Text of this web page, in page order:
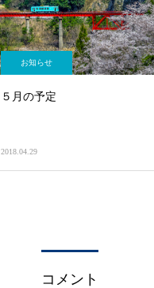
お知らせ
５月の予定
2018.04.29
コメント